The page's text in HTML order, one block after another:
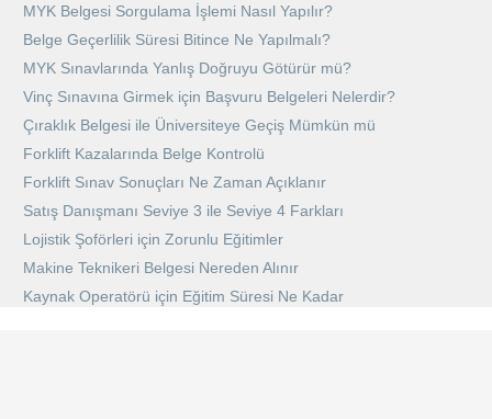
MYK Belgesi Sorgulama İşlemi Nasıl Yapılır?
Belge Geçerlilik Süresi Bitince Ne Yapılmalı?
MYK Sınavlarında Yanlış Doğruyu Götürür mü?
Vinç Sınavına Girmek için Başvuru Belgeleri Nelerdir?
Çıraklık Belgesi ile Üniversiteye Geçiş Mümkün mü
Forklift Kazalarında Belge Kontrolü
Forklift Sınav Sonuçları Ne Zaman Açıklanır
Satış Danışmanı Seviye 3 ile Seviye 4 Farkları
Lojistik Şoförleri için Zorunlu Eğitimler
Makine Teknikeri Belgesi Nereden Alınır
Kaynak Operatörü için Eğitim Süresi Ne Kadar